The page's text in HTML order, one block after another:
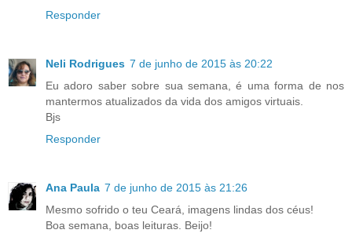
Responder
Neli Rodrigues 7 de junho de 2015 às 20:22
Eu adoro saber sobre sua semana, é uma forma de nos
mantermos atualizados da vida dos amigos virtuais.
Bjs
Responder
Ana Paula 7 de junho de 2015 às 21:26
Mesmo sofrido o teu Ceará, imagens lindas dos céus!
Boa semana, boas leituras. Beijo!